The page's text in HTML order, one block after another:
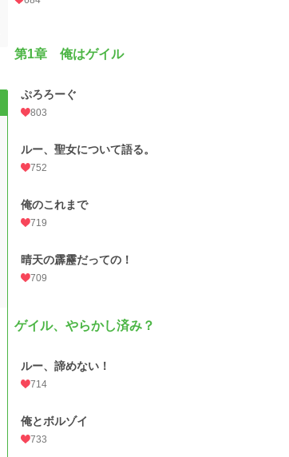
第1章 俺はゲイル
ぷろろーぐ
803
ルー、聖女について語る。
752
俺のこれまで
719
晴天の霹靂だっての！
709
ゲイル、やらかし済み？
ルー、諦めない！
714
俺とボルゾイ
733